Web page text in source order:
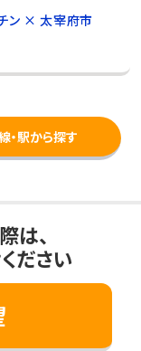
ン × 太宰府市
・駅から探す
は、
ださい